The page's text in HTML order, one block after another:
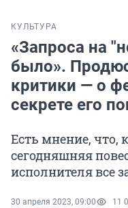
КУЛЬТУРА
«Запроса на
было».
критики — о
секрете его
Есть мнение, что,
сегодняшняя
исполнителя все
30 апреля 2023, 09:00 11